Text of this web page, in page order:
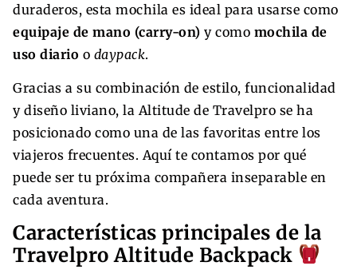
duraderos, esta mochila es ideal para usarse como
equipaje de mano (carry-on) y como mochila de
uso diario o daypack.
Gracias a su combinación de estilo, funcionalidad
y diseño liviano, la Altitude de Travelpro se ha
posicionado como una de las favoritas entre los
viajeros frecuentes. Aquí te contamos por qué
puede ser tu próxima compañera inseparable en
cada aventura.
Características principales de la
Travelpro Altitude Backpack